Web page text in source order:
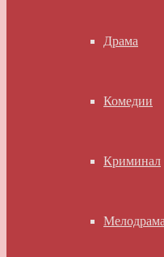
Драма
Комедии
Криминал
Мелодрама